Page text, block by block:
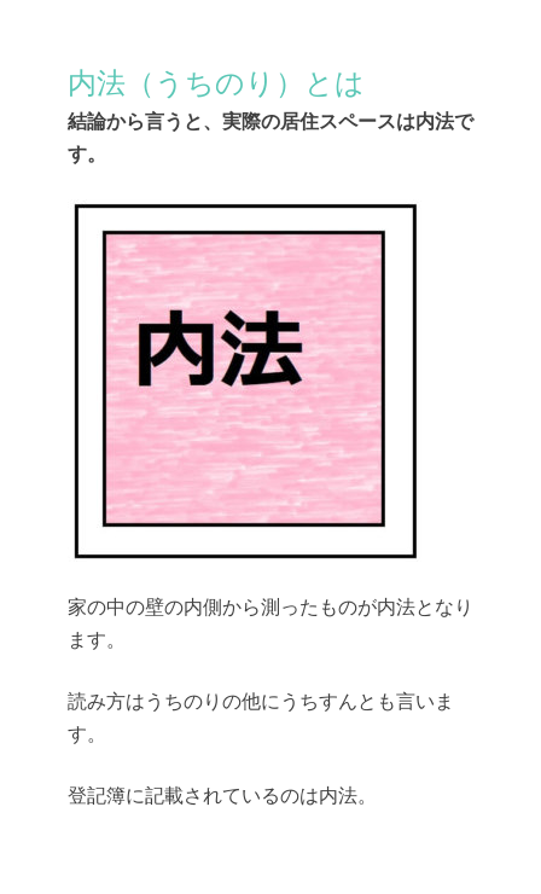
内法（うちのり）とは
結論から言うと、実際の居住スペースは内法で
す。
家の中の壁の内側から測ったものが内法となり
ます。
読み方はうちのりの他にうちすんとも言いま
す。
登記簿に記載されているのは内法。